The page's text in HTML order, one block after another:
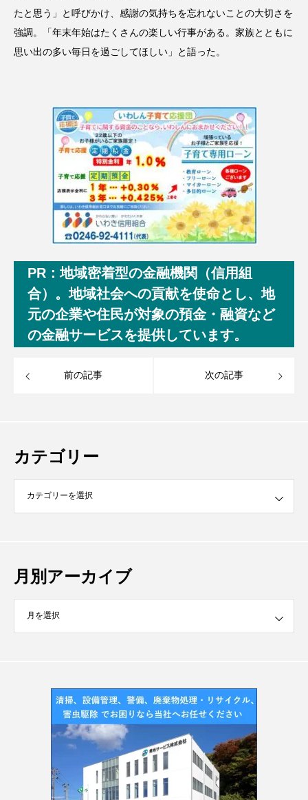
たと思う」と呼びかけ、感謝の気持ちを忘れないことの大切さを
強調。「年末年始はたくさんの楽しい行事がある。家族とともに
思い出の多い毎日を過ごしてほしい」と語った。
PR：地域密着型の金融機関（信用組
合）。地域社会への貢献を使命とし、地
元の企業や住民が対象の預金・融資など
の金融サービスを提供しています。
前の記事 次の記事
カテゴリー
月別アーカイブ